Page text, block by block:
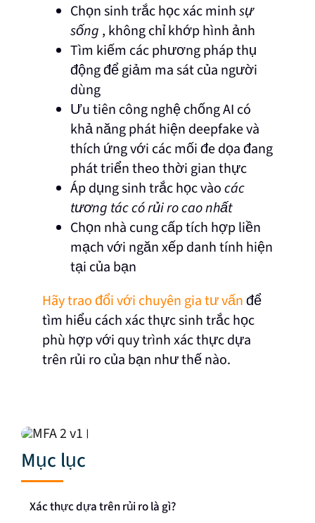
Chọn sinh trắc học xác minhsự
sống , không chỉ khớp hình ảnh
Tìm kiếm các phương pháp thụ
động để giảm ma sát của người
dùng
Ưu tiên công nghệ chống AI có
khả năng phát hiện deepfake và
thích ứng với các mối đe dọa đang
phát triển theo thời gian thực
Áp dụng sinh trắc học vàocác
tương tác có rủi ro cao nhất
Chọn nhà cung cấp tích hợp liền
mạch với ngăn xếp danh tính hiện
tại của bạn
Hãy trao đổi với chuyên gia tư vấnđể
tìm hiểu cách xác thực sinh trắc học
phù hợp với quy trình xác thực dựa
trên rủi ro của bạn như thế nào.
Mục lục
Xác thực dựa trên rủi ro là gì?